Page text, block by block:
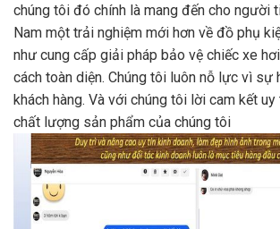
chúng tôi đó chính là mang đến cho người
Nam một trải nghiệm mới hơn về đồ phụ
như cung cấp giải pháp bảo vệ chiếc xe
cách toàn diện. Chúng tôi luôn nỗ lực vì sự
khách hàng. Và với chúng tôi lời cam kết
chất lượng sản phẩm của chúng tôi